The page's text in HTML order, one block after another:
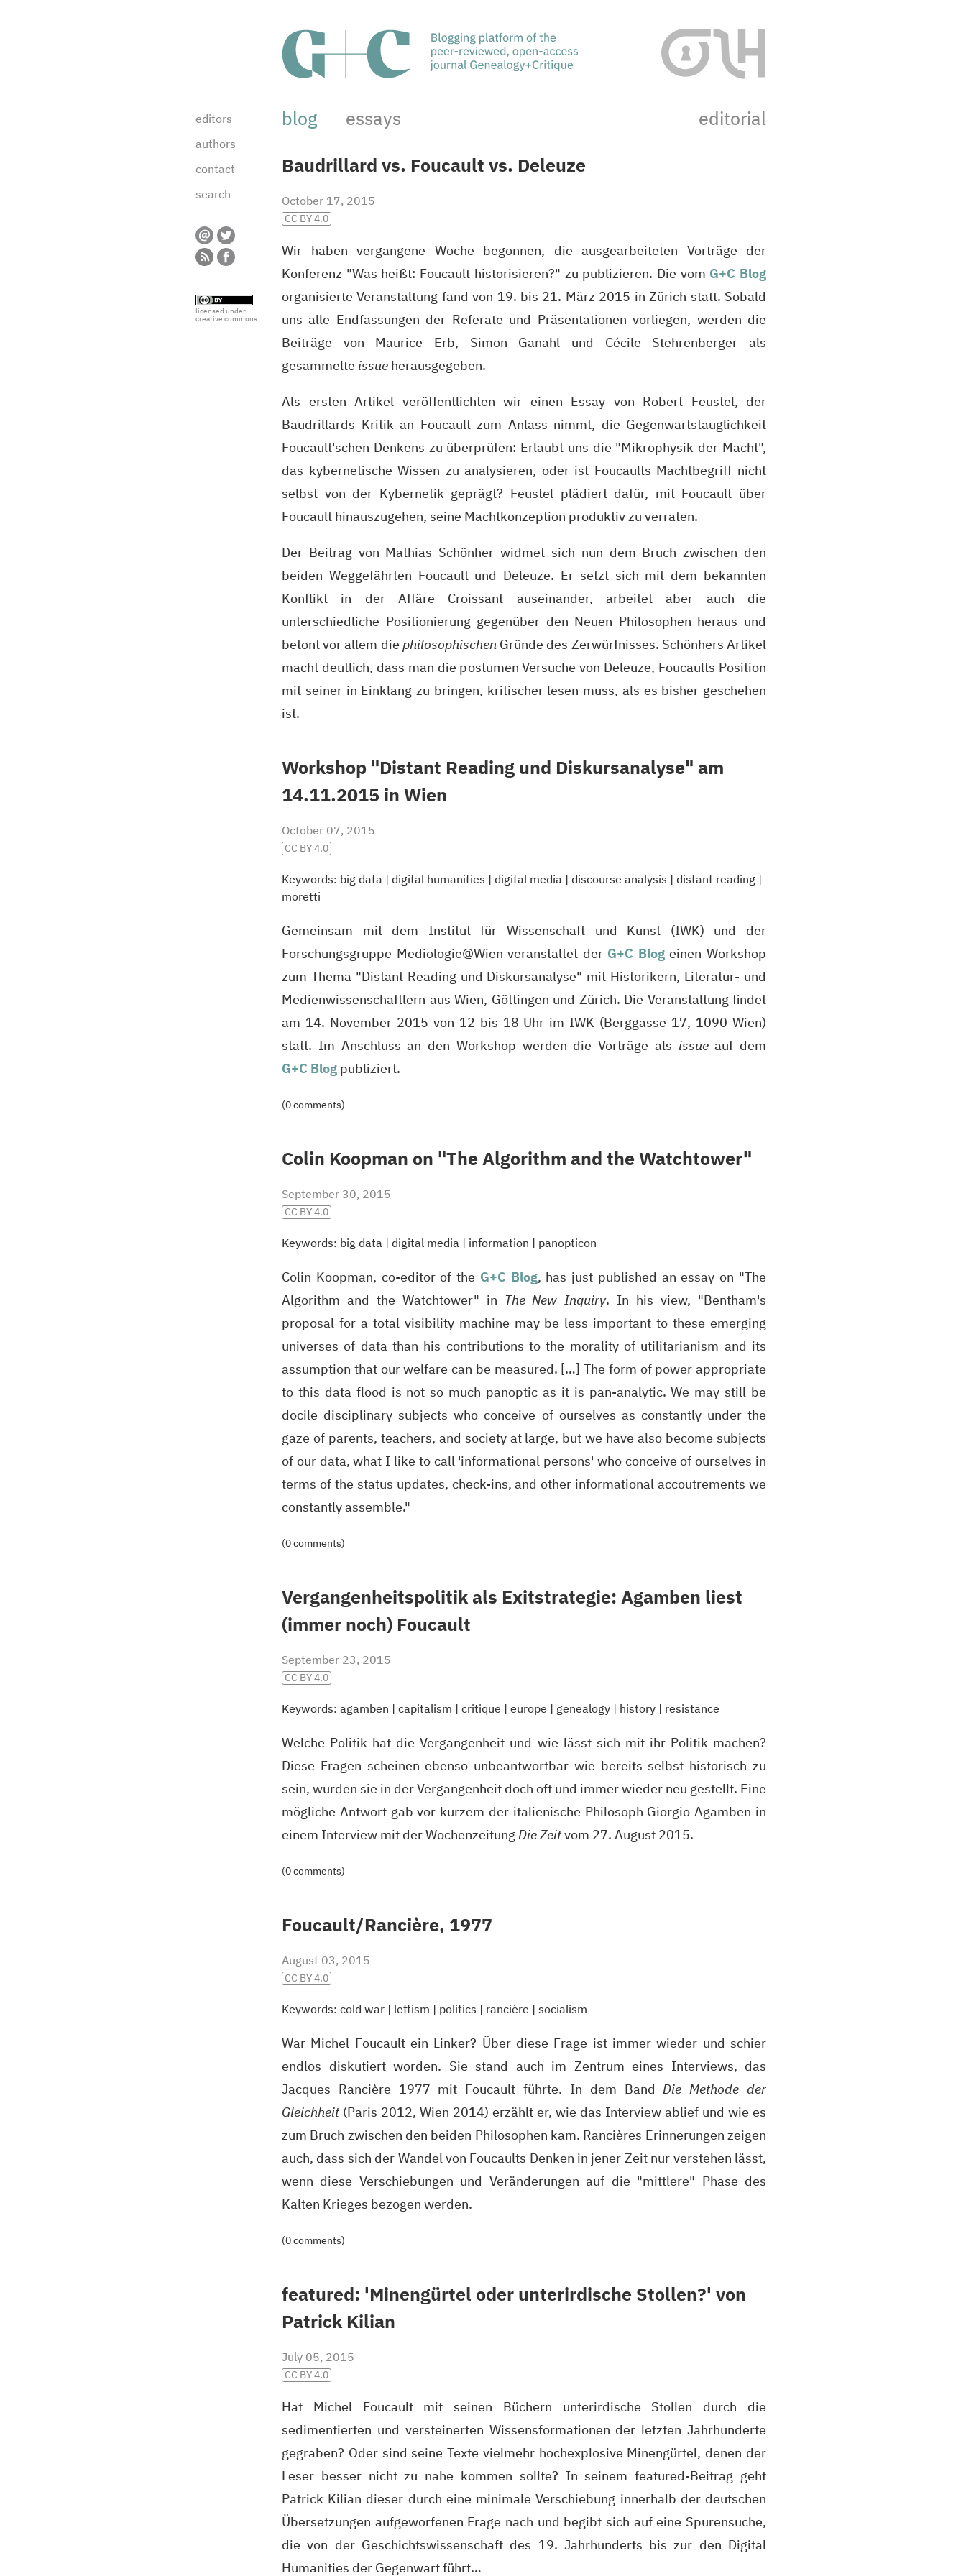
editors
authors
contact
search
licensed under
creative commons
blog essays
editorial
Baudrillard vs. Foucault vs. Deleuze
October 17, 2015
CC BY 4.0
Wir haben vergangene Woche begonnen, die ausgearbeiteten Vorträge der
Konferenz "Was heißt: Foucault historisieren?" zu publizieren. Die vom G+C Blog
organisierte Veranstaltung fand von 19. bis 21. März 2015 in Zürich statt. Sobald
uns alle Endfassungen der Referate und Präsentationen vorliegen, werden die
Beiträge von Maurice Erb, Simon Ganahl und Cécile Stehrenberger als
gesammelteissue herausgegeben.
Als ersten Artikel veröffentlichten wir einen Essay von Robert Feustel, der
Baudrillards Kritik an Foucault zum Anlass nimmt, die Gegenwartstauglichkeit
Foucault'schen Denkens zu überprüfen: Erlaubt uns die "Mikrophysik der Macht",
das kybernetische Wissen zu analysieren, oder ist Foucaults Machtbegriff nicht
selbst von der Kybernetik geprägt? Feustel plädiert dafür, mit Foucault über
Foucault hinauszugehen, seine Machtkonzeption produktiv zu verraten.
Der Beitrag von Mathias Schönher widmet sich nun dem Bruch zwischen den
beiden Weggefährten Foucault und Deleuze. Er setzt sich mit dem bekannten
Konflikt in der Affäre Croissant auseinander, arbeitet aber auch die
unterschiedliche Positionierung gegenüber den Neuen Philosophen heraus und
betont vor allem diephilosophischenGründe des Zerwürfnisses. Schönhers Artikel
macht deutlich, dass man die postumen Versuche von Deleuze, Foucaults Position
mit seiner in Einklang zu bringen, kritischer lesen muss, als es bisher geschehen
ist.
Workshop "Distant Reading und Diskursanalyse" am
14.11.2015 in Wien
October 07, 2015
CC BY 4.0
Keywords: big data | digital humanities | digital media | discourse analysis | distant reading |
moretti
Gemeinsam mit dem Institut für Wissenschaft und Kunst (IWK) und der
Forschungsgruppe Mediologie@Wien veranstaltet der G+C Blogeinen Workshop
zum Thema "Distant Reading und Diskursanalyse" mit Historikern, Literatur- und
Medienwissenschaftlern aus Wien, Göttingen und Zürich. Die Veranstaltung findet
am 14. November 2015 von 12 bis 18 Uhr im IWK (Berggasse 17, 1090 Wien)
statt. Im Anschluss an den Workshop werden die Vorträge als issueauf dem
G+C Blog publiziert.
(0 comments)
Colin Koopman on "The Algorithm and the Watchtower"
September 30, 2015
CC BY 4.0
Keywords: big data | digital media | information | panopticon
Colin Koopman, co-editor of the G+C Blog, has just published an essay on "The
Algorithm and the Watchtower" in The New Inquiry. In his view, "Bentham's
proposal for a total visibility machine may be less important to these emerging
universes of data than his contributions to the morality of utilitarianism and its
assumption that our welfare can be measured. […] The form of power appropriate
to this data flood is not so much panoptic as it is pan-analytic. We may still be
docile disciplinary subjects who conceive of ourselves as constantly under the
gaze of parents, teachers, and society at large, but we have also become subjects
of our data, what I like to call 'informational persons' who conceive of ourselves in
terms of the status updates, check-ins, and other informational accoutrements we
constantly assemble."
(0 comments)
Vergangenheitspolitik als Exitstrategie: Agamben liest
(immer noch) Foucault
September 23, 2015
CC BY 4.0
Keywords: agamben | capitalism | critique | europe | genealogy | history | resistance
Welche Politik hat die Vergangenheit und wie lässt sich mit ihr Politik machen?
Diese Fragen scheinen ebenso unbeantwortbar wie bereits selbst historisch zu
sein, wurden sie in der Vergangenheit doch oft und immer wieder neu gestellt. Eine
mögliche Antwort gab vor kurzem der italienische Philosoph Giorgio Agamben in
einem Interview mit der Wochenzeitung Die Zeitvom 27. August 2015.
(0 comments)
Foucault/Rancière, 1977
August 03, 2015
CC BY 4.0
Keywords: cold war | leftism | politics | rancière | socialism
War Michel Foucault ein Linker? Über diese Frage ist immer wieder und schier
endlos diskutiert worden. Sie stand auch im Zentrum eines Interviews, das
Jacques Rancière 1977 mit Foucault führte. In dem BandDie Methode der
Gleichheit(Paris 2012, Wien 2014) erzählt er, wie das Interview ablief und wie es
zum Bruch zwischen den beiden Philosophen kam. Rancières Erinnerungen zeigen
auch, dass sich der Wandel von Foucaults Denken in jener Zeit nur verstehen lässt,
wenn diese Verschiebungen und Veränderungen auf die "mittlere" Phase des
Kalten Krieges bezogen werden.
(0 comments)
featured: 'Minengürtel oder unterirdische Stollen?' von
Patrick Kilian
July 05, 2015
CC BY 4.0
Hat Michel Foucault mit seinen Büchern unterirdische Stollen durch die
sedimentierten und versteinerten Wissensformationen der letzten Jahrhunderte
gegraben? Oder sind seine Texte vielmehr hochexplosive Minengürtel, denen der
Leser besser nicht zu nahe kommen sollte? In seinem featured-Beitrag geht
Patrick Kilian dieser durch eine minimale Verschiebung innerhalb der deutschen
Übersetzungen aufgeworfenen Frage nach und begibt sich auf eine Spurensuche,
die von der Geschichtswissenschaft des 19. Jahrhunderts bis zur den Digital
Humanities der Gegenwart führt…